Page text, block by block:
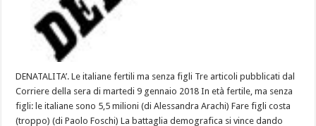
DENATALITA’. Le italiane fertili ma senza figli Tre articoli pubblicati dal
Corriere della sera di martedi 9 gennaio 2018 In età fertile, ma senza
figli: le italiane sono 5,5 milioni (di Alessandra Arachi) Fare figli costa
(troppo) (di Paolo Foschi) La battaglia demografica si vince dando